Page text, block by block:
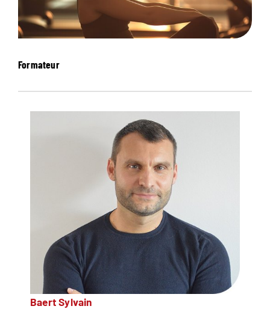
Formateur
Baert Sylvain